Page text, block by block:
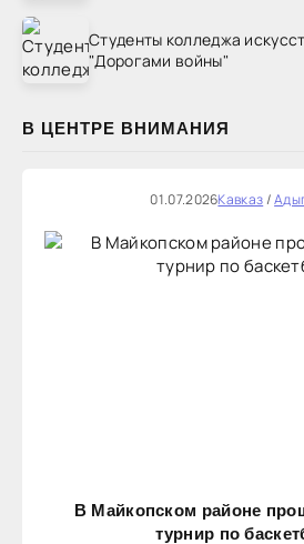
Студенты колледжа
"Дорогами войны"
В ЦЕНТРЕ ВНИМАНИЯ
01.07.2026Кавказ/
В Майкопском районе
турнир по